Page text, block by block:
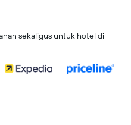
sekaligus untuk hotel di